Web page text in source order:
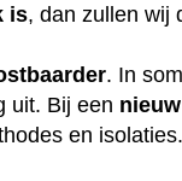
is, dan zullen wij
. In
uit. Bij een
en isolaties.